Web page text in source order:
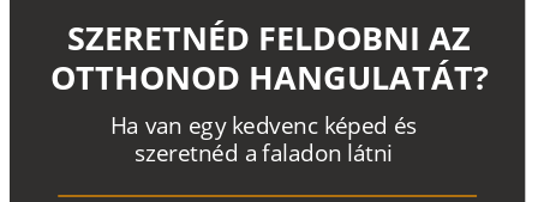
Ha van egy kedvenc képed és
szeretnéd a faladon látni
SZERETNÉD FELDOBNI AZ
OTTHONOD HANGULATÁT?